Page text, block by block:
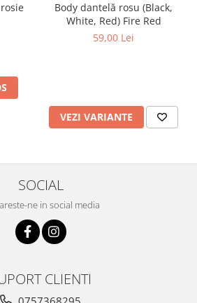
Body dantelă rosu (Black,
White, Red) Fire Red
59,00 Lei
VEZI VARIANTE
SOCIAL
ne in social media
CLIENTI